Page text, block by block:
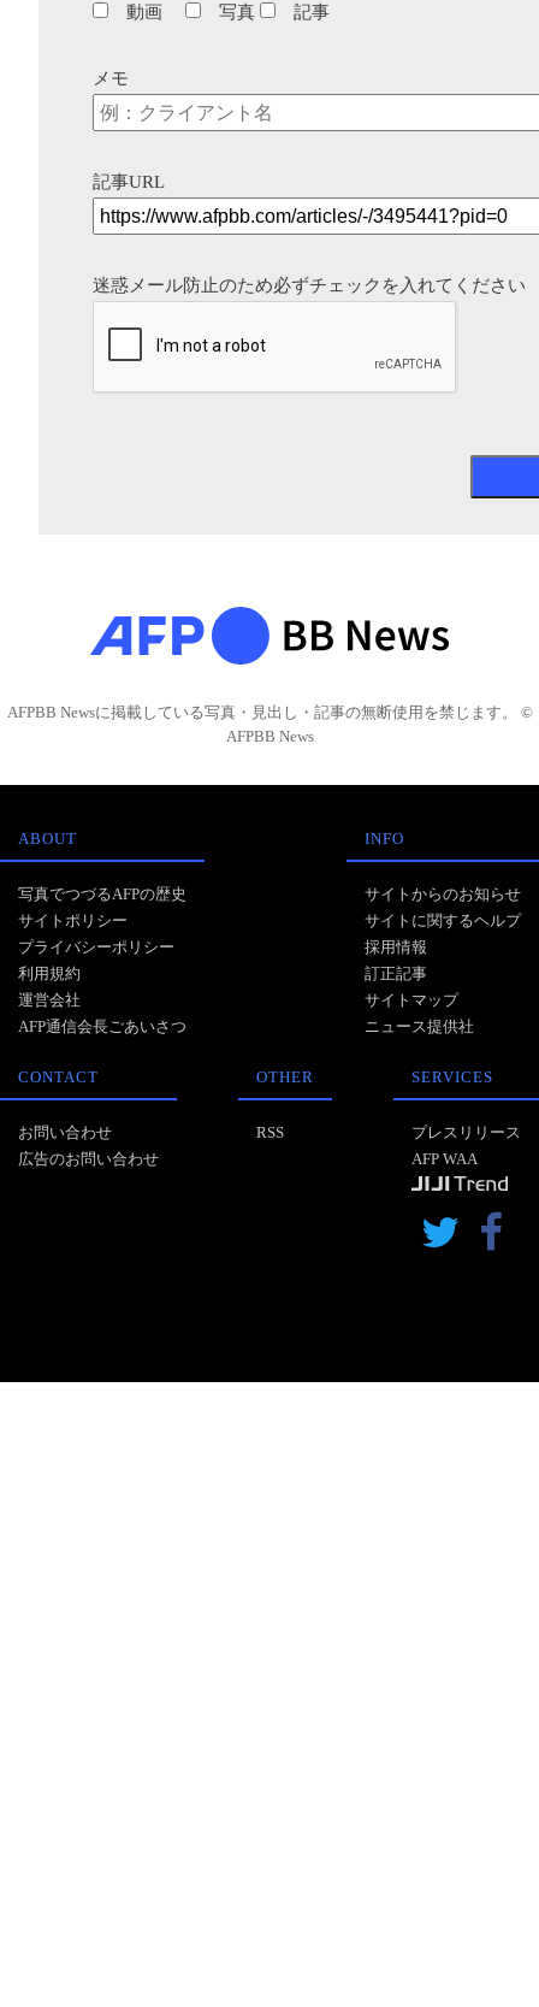
動画
写真 記事
メモ
記事URL
迷惑メール防止のため必ずチェックを入れてください
AFPBB Newsに掲載している写真・見出し・記事の無断使用を禁じます。 ©
AFPBB News
ABOUT
写真でつづるAFPの歴史
サイトポリシー
プライバシーポリシー
利用規約
運営会社
AFP通信会長ごあいさつ
INFO
サイトからのお知らせ
サイトに関するヘルプ
採用情報
訂正記事
サイトマップ
ニュース提供社
CONTACT
お問い合わせ
広告のお問い合わせ
OTHER
RSS
SERVICES
プレスリリース
AFP WAA